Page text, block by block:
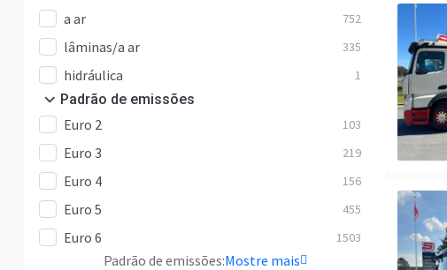
a ar 752
lâminas/a ar 335
hidráulica 1
Padrão de emissões
Euro 2 103
Euro 3 219
Euro 4 156
Euro 5 455
Euro 6 1503
Padrão de emissões:Mostre mais